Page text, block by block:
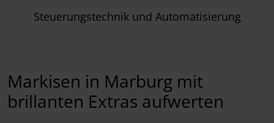
Steuerungstechnik und Automatisierung
Markisen in Marburg mit
brillanten Extras aufwerten